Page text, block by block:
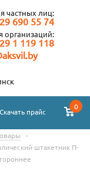
частных лиц:
690 55 74
организаций:
1 119 118
Скачать прайс
0
-
штакетник П-